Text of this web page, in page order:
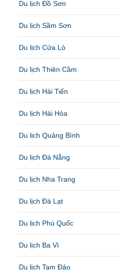
Du lịch Đồ Sơn
Du lịch Sầm Sơn
Du lịch Cửa Lò
Du lịch Thiên Cầm
Du lịch Hải Tiến
Du lịch Hải Hòa
Du lịch Quảng Bình
Du lịch Đà Nẵng
Du lịch Nha Trang
Du lịch Đà Lạt
Du lịch Phú Quốc
Du lịch Ba Vì
Du lịch Tam Đảo